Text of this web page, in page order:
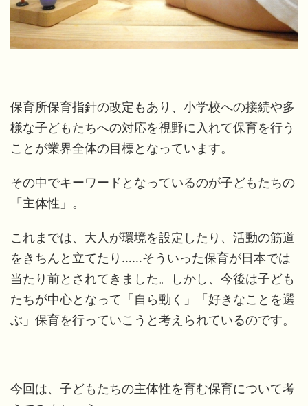
保育所保育指針の改定もあり、小学校への接続や多
様な子どもたちへの対応を視野に入れて保育を行う
ことが業界全体の目標となっています。
その中でキーワードとなっているのが子どもたちの
「主体性」。
これまでは、大人が環境を設定したり、活動の筋道
をきちんと立てたり……そういった保育が日本では
当たり前とされてきました。しかし、今後は子ども
たちが中心となって「自ら動く」「好きなことを選
ぶ」保育を行っていこうと考えられているのです。
今回は、子どもたちの主体性を育む保育について考